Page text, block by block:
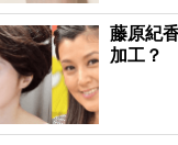
藤原紀
加工？